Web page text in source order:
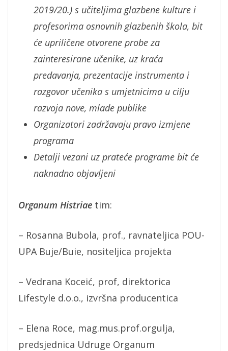
2019/20.) s učiteljima glazbene kulture i
profesorima osnovnih glazbenih škola, bit
će upriličene otvorene probe za
zainteresirane učenike, uz kraća
predavanja, prezentacije instrumenta i
razgovor učenika s umjetnicima u cilju
razvoja nove, mlade publike
Organizatori zadržavaju pravo izmjene
programa
Detalji vezani uz prateće programe bit će
naknadno objavljeni
Organum Histriae tim:
– Rosanna Bubola, prof., ravnateljica POU-
UPA Buje/Buie, nositeljica projekta
– Vedrana Koceić, prof, direktorica
Lifestyle d.o.o., izvršna producentica
– Elena Roce, mag.mus.prof.orgulja,
predsjednica Udruge Organum